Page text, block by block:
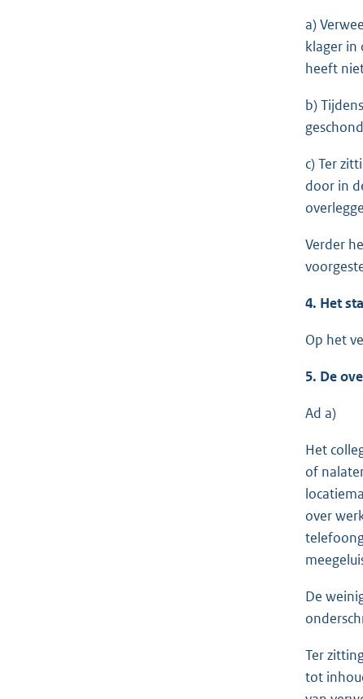
a)
klager in
heeft
b)
c) Ter
door in
Verder
4. Het
Op het
5. De
Ad a)
Het
of
over
De
Ter
tot